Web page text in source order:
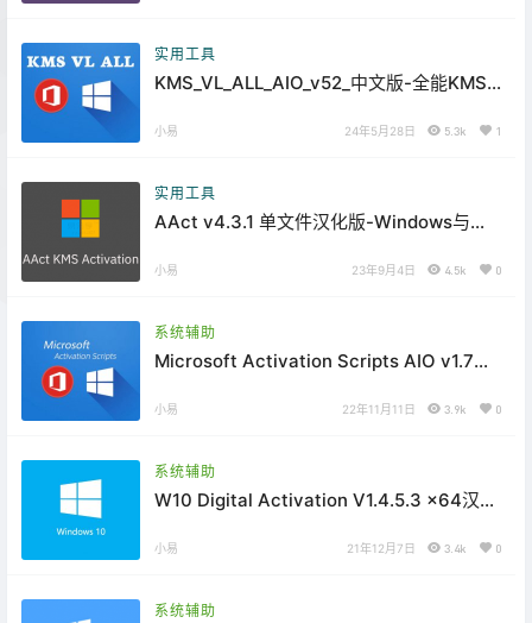
实用工具
KMS_VL_ALL_AIO_v52_中文版-全能KMS
小易 24年5月28日 5.3k 1
实用工具
AAct v4.3.1 单文件汉化版-Windows与
小易 23年9月4日 4.5k 0
系统辅助
Microsoft Activation Scripts AIO v1.7汉
小易 22年11月11日 3.9k 0
系统辅助
W10 Digital Activation V1.4.5.3 x64汉化
小易 21年12月7日 3.4k 0
系统辅助